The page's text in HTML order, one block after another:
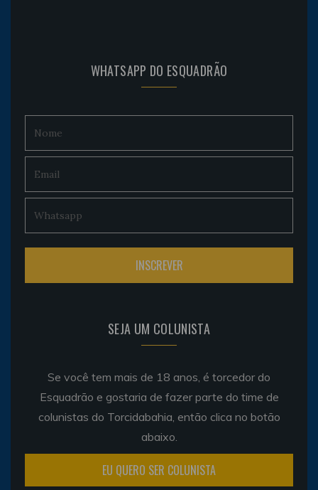
WHATSAPP DO ESQUADRÃO
SEJA UM COLUNISTA
Se você tem mais de 18 anos, é torcedor do
Esquadrão e gostaria de fazer parte do time de
colunistas do Torcidabahia, então clica no botão
abaixo.
EU QUERO SER COLUNISTA